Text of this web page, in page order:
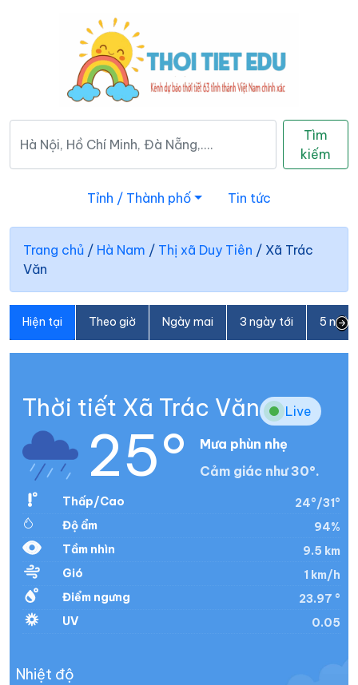
Tìm
kiếm
Tỉnh / Thành phố Tin tức
Trang chủ / Hà Nam / Thị xã Duy Tiên / Xã Trác
Văn
Hiện tại Theo giờ Ngày mai 3 ngày tới 5
Thời tiết Xã Trác Văn Live
25°
Mưa phùn nhẹ
Cảm giác như 30°.
Thấp/Cao
24°/31°
Độ ẩm
94%
Tầm nhìn
9.5 km
Gió
1 km/h
Điểm ngưng
23.97 °
UV
0.05
Nhiệt độ